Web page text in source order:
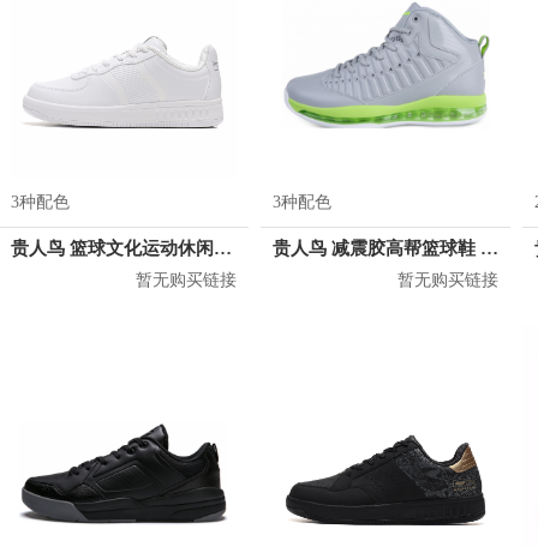
3种配色
贵人鸟 篮球文化运动休闲鞋 L85C18
暂无购买链接
3种配色
贵人鸟 减震胶高帮篮球鞋 L66517
暂无购买链接